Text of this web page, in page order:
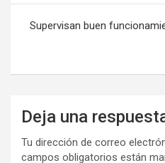
Supervisan buen
Deja una
Tu dirección de correo
campos obligatorios están